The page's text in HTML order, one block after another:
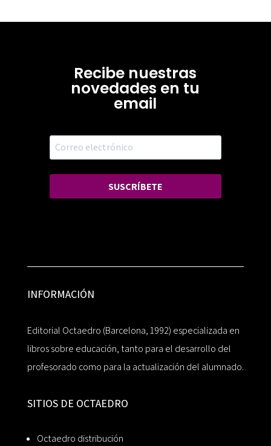
Recibe nuestras
novedades en tu
email
SUSCRÍBETE
INFORMACIÓN
Editorial Octaedro (Barcelona, 1992) especializada en
libros sobre educación, tanto para el desarrollo del
profesorado como para la actualización del alumnado.
SITIOS DE OCTAEDRO
Octaedro distribución